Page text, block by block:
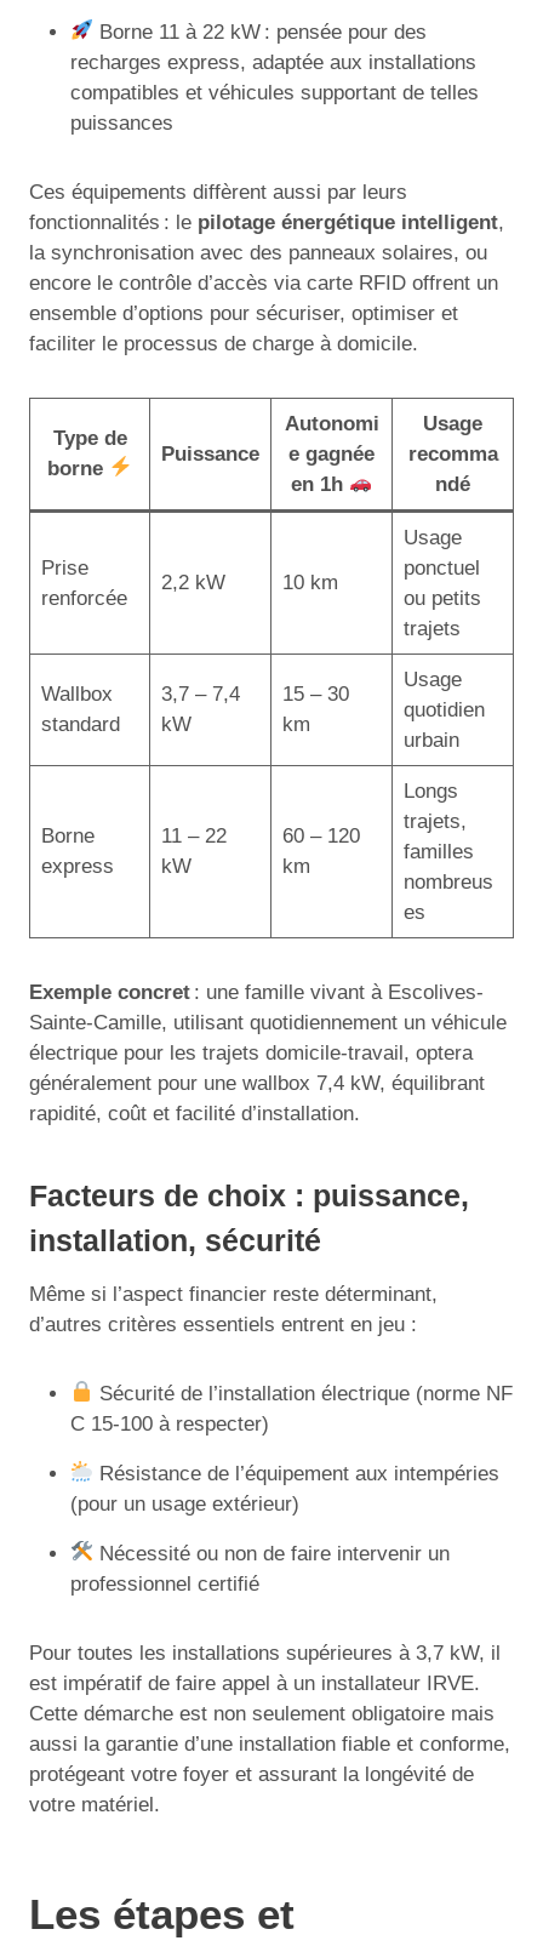
Borne 11 à 22 kW : pensée pour des
recharges express, adaptée aux installations
compatibles et véhicules supportant de telles
puissances
Ces équipements diffèrent aussi par leurs
fonctionnalités : le pilotage énergétique intelligent,
la synchronisation avec des panneaux solaires, ou
encore le contrôle d’accès via carte RFID offrent un
ensemble d’options pour sécuriser, optimiser et
faciliter le processus de charge à domicile.
Type de
borne
Puissance
Autonomi
e gagnée
en 1h
Usage
recomma
ndé
Prise
renforcée
2,2 kW 10 km
Usage
ponctuel
ou petits
trajets
Wallbox
standard
3,7 – 7,4
kW
15 – 30
km
Usage
quotidien
urbain
Borne
express
11 – 22
kW
60 – 120
km
Longs
trajets,
familles
nombreus
es
Exemple concret : une famille vivant à Escolives-
Sainte-Camille, utilisant quotidiennement un véhicule
électrique pour les trajets domicile-travail, optera
généralement pour une wallbox 7,4 kW, équilibrant
rapidité, coût et facilité d’installation.
Facteurs de choix : puissance,
installation, sécurité
Même si l’aspect financier reste déterminant,
d’autres critères essentiels entrent en jeu :
Sécurité de l’installation électrique (norme NF
C 15-100 à respecter)
Résistance de l’équipement aux intempéries
(pour un usage extérieur)
Nécessité ou non de faire intervenir un
professionnel certifié
Pour toutes les installations supérieures à 3,7 kW, il
est impératif de faire appel à un installateur IRVE.
Cette démarche est non seulement obligatoire mais
aussi la garantie d’une installation fiable et conforme,
protégeant votre foyer et assurant la longévité de
votre matériel.
Les étapes et